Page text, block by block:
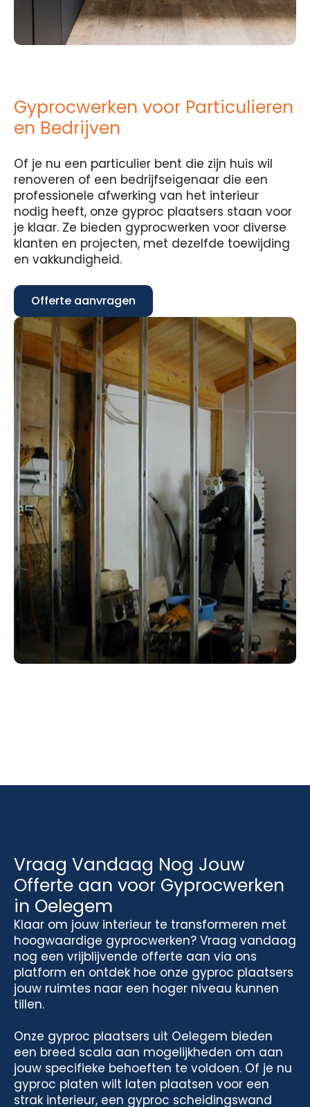
Gyprocwerken voor Particulieren
en Bedrijven
Of je nu een particulier bent die zijn huis wil
renoveren of een bedrijfseigenaar die een
professionele afwerking van het interieur
nodig heeft, onze gyproc plaatsers staan voor
je klaar. Ze bieden gyprocwerken voor diverse
klanten en projecten, met dezelfde toewijding
en vakkundigheid.
Offerte aanvragen
Vraag Vandaag Nog Jouw
Offerte aan voor Gyprocwerken
in Oelegem
Klaar om jouw interieur te transformeren met
hoogwaardige gyprocwerken? Vraag vandaag
nog een vrijblijvende offerte aan via ons
platform en ontdek hoe onze gyproc plaatsers
jouw ruimtes naar een hoger niveau kunnen
tillen.
Onze gyproc plaatsers uit Oelegem bieden
een breed scala aan mogelijkheden om aan
jouw specifieke behoeften te voldoen. Of je nu
gyproc platen wilt laten plaatsen voor een
strak interieur, een gyproc scheidingswand